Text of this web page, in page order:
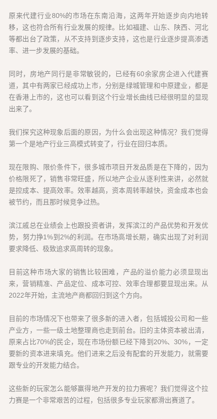
原来代建行业80%的市场在东南沿海，这两年开始逐步向内地转
移，这也符合所有行业发展的规律。比如福建、山东、陕西、河北
等都出台了政策，从不支持到逐步支持，这也是行业逐步提高渗透
率、进一步发展的基础。
同时，房地产同行是非常敏锐的，已经有60余家房企进入代建赛
道，其中有两家已经成功上市，分别是绿城管理和中原建业，都是
在香港上市的，这也可以看到这个行业增长曲线已经很明显的显现
出来了。
我们探究这种现象后面的原因，为什么会出现这种情况？我们觉得
第一个是地产行业三高模式转变了，行业在回归本质。
现在限购、限价条件下，很多城市项目开发品质是在下降的，因为
价格限死了，销售非常旺盛，所以地产企业从逐利性来讲，必然就
是控成本、提高效率。效率越高，资本周转率越快，资金成本也会
被节约，而且那时候竞争过热。
滨江戚总在业绩会上也跟投资者讲，发挥滨江的产品优势和开发优
势，努力挣1%到2%的利润。在市场高增长期，确实出现了对利润
要求降低、极致追求高周转的现象。
目前这种市场大家的销售比较困难，产品的溢价能力必须显现出
来，营销精准、产品定位、成本可控、效率合理都要显现出来。从
2022年开始，主流地产商都回归到这个方向。
目前的市场情况下也带来了很多新的进入者，包括城投公司和一些
产业方，一些一级土地整理商也走到前台。旧的主体资本被出清，
原来占比70%的民企，现在市场份额已经下降到20%、30%，一定
要新的资本进来填充。他们进来之后没有配套的开发能力，就需要
跟专业的开发能力结合。
这些新的玩家怎么能够赢得地产开发的拉力赛呢？我们觉得这个拉
力赛是一个非常艰苦的过程，包括很多专业玩家都滑出赛道了。